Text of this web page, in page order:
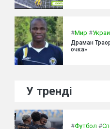
#Мир #
Драман
очка»
У тренді
#Футбол #